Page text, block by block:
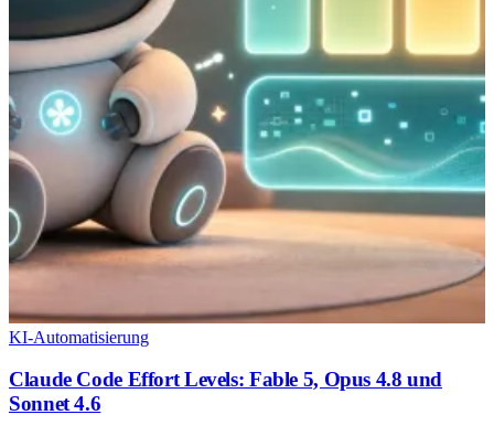
KI-Automatisierung
Claude Code Effort Levels: Fable 5, Opus 4.8 und
Sonnet 4.6